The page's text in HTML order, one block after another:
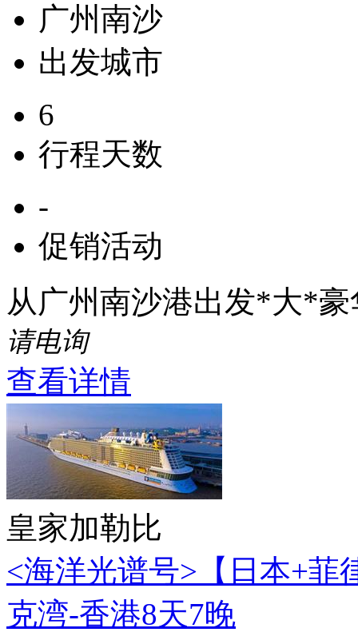
广州南沙
出发城市
6
行程天数
-
促销活动
从广州南沙港出发*大*
请电询
查看详情
皇家加勒比
<海洋光谱号>【日本+菲
克湾-香港8天7晚